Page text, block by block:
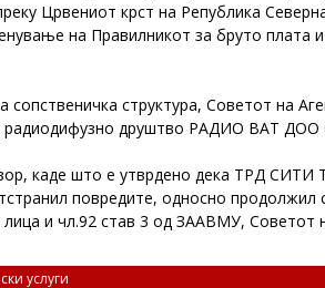
Црвениот крст на Република
на Правилникот за бруто плата
структура, Советот на
радиодифузно друштво РАДИО ВАТ ДОО
каде што е утврдено дека ТРД СИТИ
повредите, односно
и чл.92 став 3 од ЗААВМУ, Советот
услуги